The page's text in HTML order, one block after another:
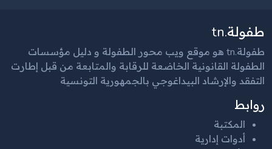
طفولة.tn
طفولة.tn هو موقع ويب محور الطفولة و دليل مؤسسات
الطفولة القانونية الخاضعة للرقابة والمتابعة من قبل إطارت
التفقد والإرشاد البيداغوجي بالجمهورية التونسية
روابط
المكتبة
أدوات إدارية